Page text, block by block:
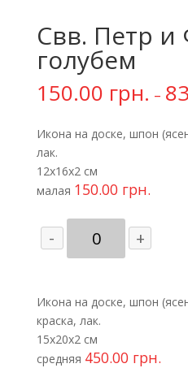
Свв. Петр и
голубем
150.00 грн. –
Икона на доске, шпон
лак.
12х16х2 см
малая 150.00 грн.
-
Количество
товара
и
Феврония
с
голубем
+
Икона на доске, шпон
краска, лак.
15х20х2 см
средняя 450.00 грн.